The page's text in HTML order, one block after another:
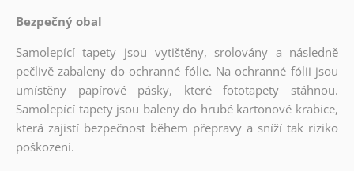
Bezpečný obal
Samolepící tapety jsou vytištěny, srolovány a následně
pečlivě zabaleny do ochranné fólie. Na ochranné fólii jsou
umístěny papírové pásky, které fototapety stáhnou.
Samolepící tapety jsou baleny do hrubé kartonové krabice,
která zajistí bezpečnost během přepravy a sníží tak riziko
poškození.